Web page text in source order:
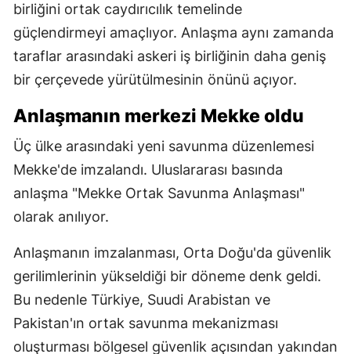
birliğini ortak caydırıcılık temelinde
güçlendirmeyi amaçlıyor. Anlaşma aynı zamanda
taraflar arasındaki askeri iş birliğinin daha geniş
bir çerçevede yürütülmesinin önünü açıyor.
Anlaşmanın merkezi Mekke oldu
Üç ülke arasındaki yeni savunma düzenlemesi
Mekke'de imzalandı. Uluslararası basında
anlaşma "Mekke Ortak Savunma Anlaşması"
olarak anılıyor.
Anlaşmanın imzalanması, Orta Doğu'da güvenlik
gerilimlerinin yükseldiği bir döneme denk geldi.
Bu nedenle Türkiye, Suudi Arabistan ve
Pakistan'ın ortak savunma mekanizması
oluşturması bölgesel güvenlik açısından yakından